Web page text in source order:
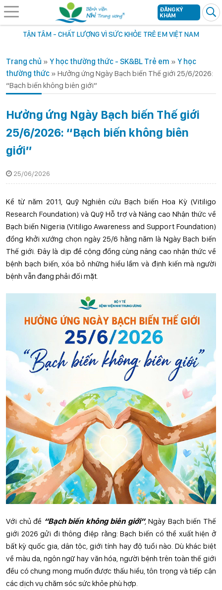
TẬN TÂM - CHẤT LƯỢNG VÌ SỨC KHỎE TRẺ EM VIỆT NAM
ĐĂNG KÝ
KHÁM
Trang chủ » Y học thường thức - SK&BL Trẻ em » Y học
thường thức » Hưởng ứng Ngày Bạch biến Thế giới 25/6/2026:
“Bạch biến không biên giới”
Hưởng ứng Ngày Bạch biến Thế giới
25/6/2026: “Bạch biến không biên
giới”
25/06/2026
Kể từ năm 2011, Quỹ Nghiên cứu Bạch biến Hoa Kỳ (Vitiligo
Research Foundation) và Quỹ Hỗ trợ và Nâng cao Nhận thức về
Bạch biến Nigeria (Vitiligo Awareness and Support Foundation)
đồng khởi xướng chọn ngày 25/6 hằng năm là Ngày Bạch biến
Thế giới. Đây là dịp để cộng đồng cùng nâng cao nhận thức về
bệnh bạch biến, xóa bỏ những hiểu lầm và định kiến mà người
bệnh vẫn đang phải đối mặt.
Với chủ đề “Bạch biến không biên giới”, Ngày Bạch biến Thế
giới 2026 gửi đi thông điệp rằng: Bạch biến có thể xuất hiện ở
bất kỳ quốc gia, dân tộc, giới tính hay độ tuổi nào. Dù khác biệt
về màu da, ngôn ngữ hay văn hóa, người bệnh trên toàn thế giới
đều có chung mong muốn được thấu hiểu, tôn trọng và tiếp cận
các dịch vụ chăm sóc sức khỏe phù hợp.